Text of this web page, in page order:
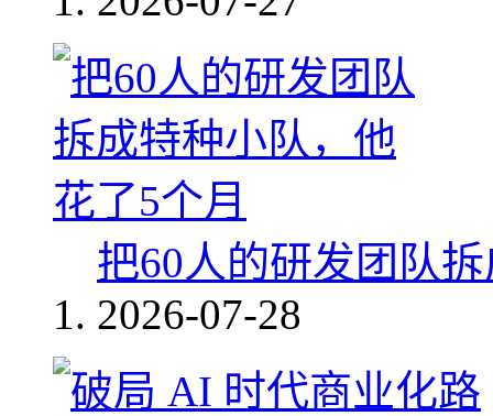
把60人的研发团队
2026-07-28